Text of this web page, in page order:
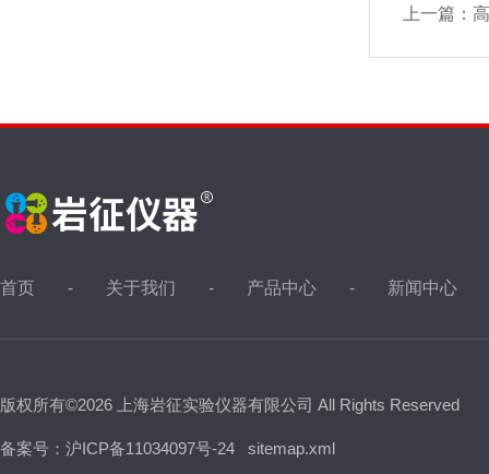
上一篇：
首页 关于我们 产品中心 新闻中心
版权所有©2026 上海岩征实验仪器有限公司 All Rights Reserved
备案号：沪ICP备11034097号-24 sitemap.xml